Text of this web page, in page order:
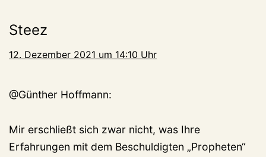
Steez
12. Dezember 2021 um 14:10 Uhr
@Günther Hoffmann:
Mir erschließt sich zwar nicht, was Ihre
Erfahrungen mit dem Beschuldigten „Propheten“